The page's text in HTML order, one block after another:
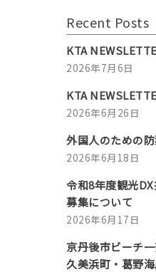
Recent Posts
KTA
2026年7月6日
KTA
2026年6月26日
外国人のための
2026年6月18日
令和8年度観光
募集について
2026年6月17日
京丹後市ビーチ
久美浜町・葛野